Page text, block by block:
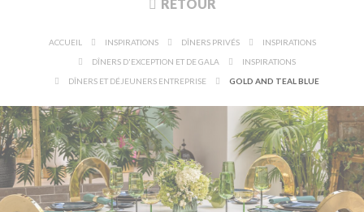
RETOUR
ACCUEIL INSPIRATIONS DÎNERS PRIVÉS
INSPIRATIONS
DÎNERS D'EXCEPTION ET DE GALA
INSPIRATIONS
DÎNERS ET DÉJEUNERS ENTREPRISE
GOLD AND TEAL BLUE